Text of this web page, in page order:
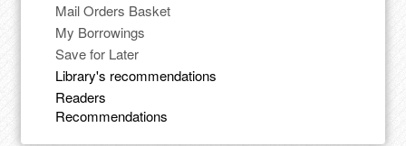
Mail Orders Basket
My Borrowings
Save for Later
Library's recommendations
Readers
Recommendations